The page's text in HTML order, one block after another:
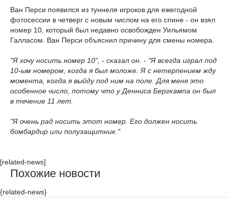
Ван Перси появился из туннеля игроков для ежегодной
фотосессии в четверг с новым числом на его спине - он взял
номер 10, который был недавно освобожден Уильямом
Галласом. Ван Перси объяснил причину для смены номера.
"Я хочу носить номер 10", - сказал он. - "Я всегда играл под
10-ым номером, когда я был моложе. Я с нетерпением жду
момента, когда я выйду под ним на поле. Для меня это
особенное число, потому что у Денниса Бергкампа он был
в течение 11 лет.
"Я очень рад носить этот номер. Его должен носить
бомбардир или полузащитник."
[related-news]
Похожие новости
{related-news}